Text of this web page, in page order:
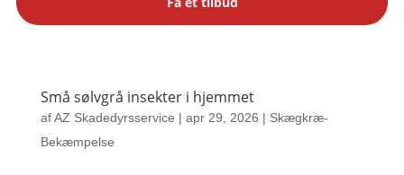
Små sølvgrå insekter i hjemmet
afAZ Skadedyrsservice | apr 29, 2026 | Skægkræ-
Bekæmpelse